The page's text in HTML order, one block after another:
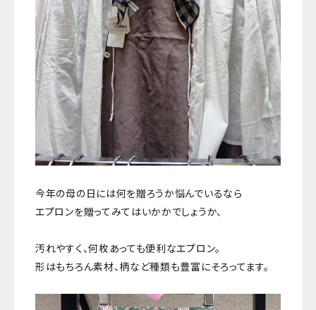
今年の母の日には何を贈ろうか悩んでいるなら
エプロンを贈ってみてはいかかでしょうか、
汚れやすく、何枚あっても便利なエプロン。
形はもちろん素材、柄など種類も豊富にそろってます。